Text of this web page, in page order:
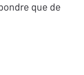
que de